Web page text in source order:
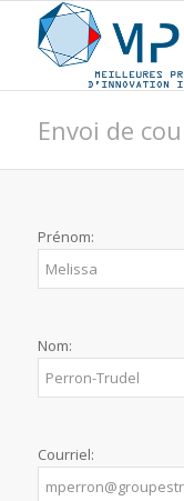
Envoi de
Prénom:
Nom:
Courriel: